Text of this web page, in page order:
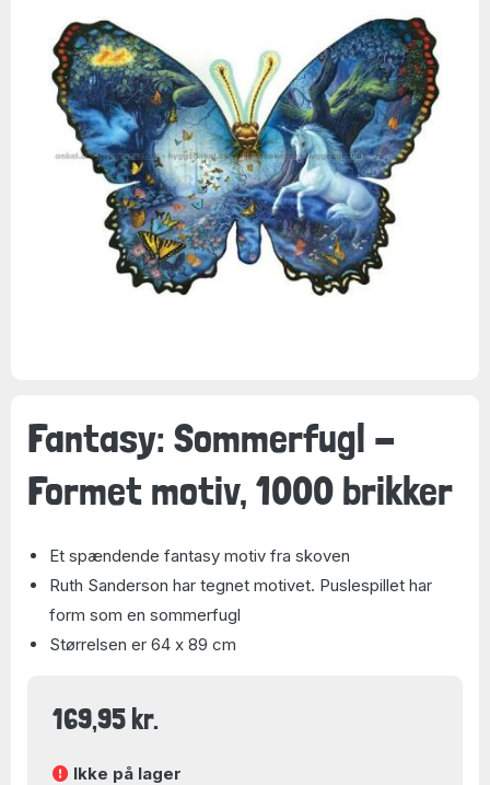
Fantasy: Sommerfugl -
Formet motiv, 1000 brikker
Et spændende fantasy motiv fra skoven
Ruth Sanderson har tegnet motivet. Puslespillet har
form som en sommerfugl
Størrelsen er 64 x 89 cm
169,95 kr.
Ikke på lager